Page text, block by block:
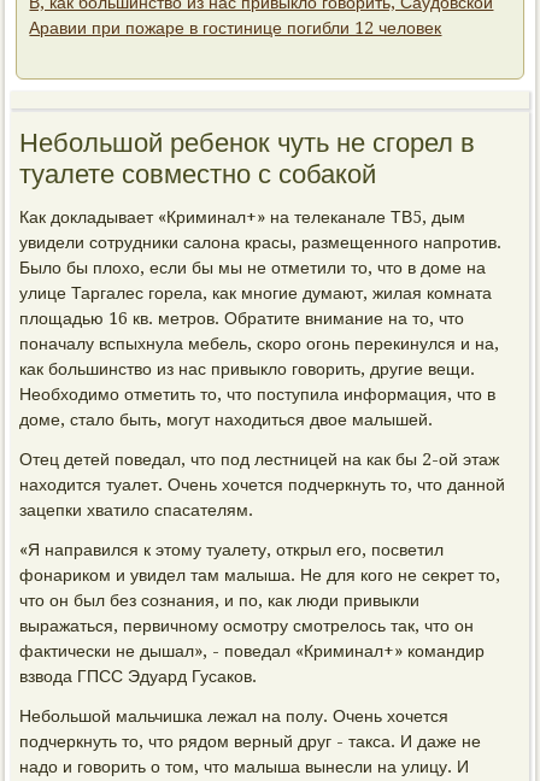
Аравии при пожаре в гостинице погибли 12 человек
Небольшой ребенок чуть не сгорел в
туалете совместно с собакой
Как докладывает «Криминал+» на телеканале ТВ5, дым
увидели сотрудники салона красы, размещенного напротив.
Было бы плохо, если бы мы не отметили то, что в доме на
улице Таргалес горела, как многие думают, жилая комната
площадью 16 кв. метров. Обратите внимание на то, что
поначалу вспыхнула мебель, скоро огонь перекинулся и на,
как большинство из нас привыкло говорить, другие вещи.
Необходимо отметить то, что поступила информация, что в
доме, стало быть, могут находиться двое малышей.
Отец детей поведал, что под лестницей на как бы 2-ой этаж
находится туалет. Очень хочется подчеркнуть то, что данной
зацепки хватило спасателям.
«Я направился к этому туалету, открыл его, посветил
фонариком и увидел там малыша. Не для кого не секрет то,
что он был без сознания, и по, как люди привыкли
выражаться, первичному осмотру смотрелось так, что он
фактически не дышал», - поведал «Криминал+» командир
взвода ГПСС Эдуард Гусаков.
Небольшой мальчишка лежал на полу. Очень хочется
подчеркнуть то, что рядом верный друг - такса. И даже не
надо и говорить о том, что малыша вынесли на улицу. И